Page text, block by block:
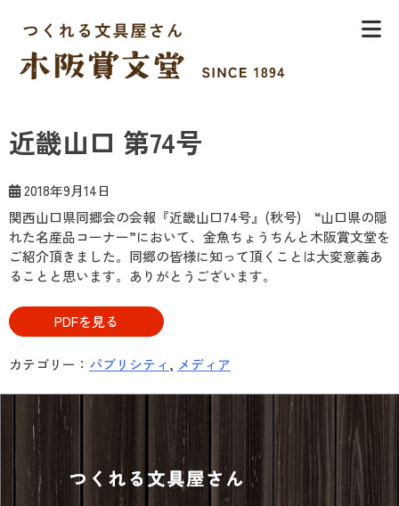
Skip
content
近畿山口 第74号
2018年9月14日
関西山口県同郷会の会報『近畿山口74号』(秋号) “山口県の隠
れた名産品コーナー”において、金魚ちょうちんと木阪賞文堂を
ご紹介頂きました。同郷の皆様に知って頂くことは大変意義あ
ることと思います。ありがとうございます。
PDFを見る
カテゴリー： パブリシティ , メディア